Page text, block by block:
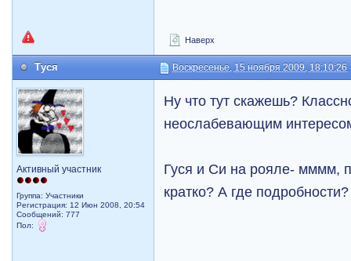
Наверх
Туся Воскресенье, 15 ноября 2009, 18:10:26
Активный участник
Группа: Участники
Регистрация: 12 Июн 2008, 20:54
Сообщений: 777
Пол:
Ну что тут скажешь?
неослабевающим
Гуся и Си на рояле- мммм,
кратко? А где